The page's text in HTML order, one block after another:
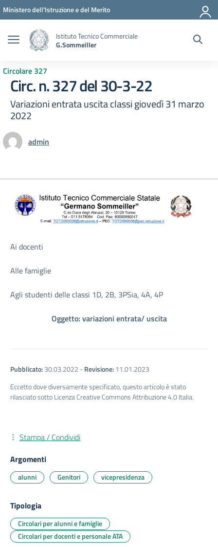
Vai ai contenuti
Vai al menu di navigazione
Vai al footer
Ministero dell'Istruzione e del Merito
Istituto Tecnico Commerciale
G.Sommeiller
Circolare 327
Circ. n. 327 del 30-3-22
Variazioni entrata uscita classi giovedì 31 marzo
2022
admin
Ai docenti
Alle famiglie
Agli studenti delle classi 1D, 2B, 3PSia, 4A, 4P
Oggetto: variazioni entrata/ uscita
Pubblicato:30.03.2022 -Revisione:11.01.2023
Eccetto dove diversamente specificato, questo articolo è stato
rilasciato sotto Licenza Creative Commons Attribuzione 4.0 Italia.
Stampa / Condividi
Argomenti
alunni Genitori vicepresidenza
Tipologia
Circolari per alunni e famiglie
Circolari per docenti e personale ATA